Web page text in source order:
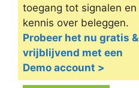
toegang tot signalen en
kennis over beleggen.
Probeer het nu gratis &
vrijblijvend met een
Demo account >